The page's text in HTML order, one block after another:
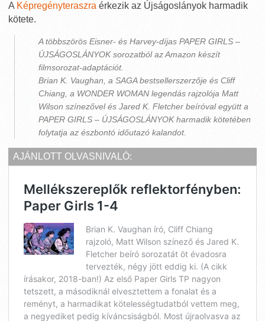
A Képregényteraszra érkezik az Újságoslányok harmadik
kötete.
A többszörös Eisner- és Harvey-díjas PAPER GIRLS –
ÚJSÁGOSLÁNYOK sorozatból az Amazon készít
filmsorozat-adaptációt.
Brian K. Vaughan, a SAGA bestsellerszerzője és Cliff
Chiang, a WONDER WOMAN legendás rajzolója Matt
Wilson színezővel és Jared K. Fletcher beíróval együtt a
PAPER GIRLS – ÚJSÁGOSLÁNYOK harmadik kötetében
folytatja az észbontó időutazó kalandot.